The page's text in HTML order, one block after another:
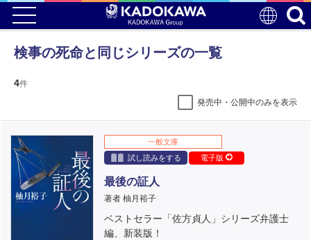
検事の死命と同じシリーズの一覧
4件
発売中・公開中のみを表示
一般文庫
試し読みをする
電子版
最後の証人
著者 柚月裕子
ベストセラー「佐方貞人」シリーズ弁護士
編、新装版！